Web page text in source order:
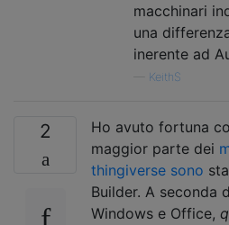
macchinari
una
inerente ad
KeithS
2 Ho avuto fortuna
maggior parte dei
thingiverse sono
Builder. A seconda
Windows e Office,